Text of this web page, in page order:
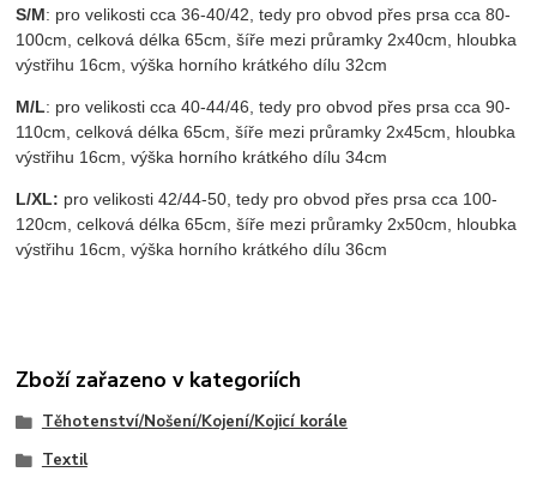
S/M: pro velikosti cca 36-40/42, tedy pro obvod přes prsa cca 80-
100cm, celková délka 65cm, šíře mezi průramky 2x40cm, hloubka
výstřihu 16cm, výška horního krátkého dílu 32cm
M/L: pro velikosti cca 40-44/46, tedy pro obvod přes prsa cca 90-
110cm, celková délka 65cm, šíře mezi průramky 2x45cm, hloubka
výstřihu 16cm, výška horního krátkého dílu 34cm
L/XL: pro velikosti 42/44-50, tedy pro obvod přes prsa cca 100-
120cm, celková délka 65cm, šíře mezi průramky 2x50cm, hloubka
výstřihu 16cm, výška horního krátkého dílu 36cm
Zboží zařazeno v kategoriích
Těhotenství/Nošení/Kojení/Kojicí korále
Textil